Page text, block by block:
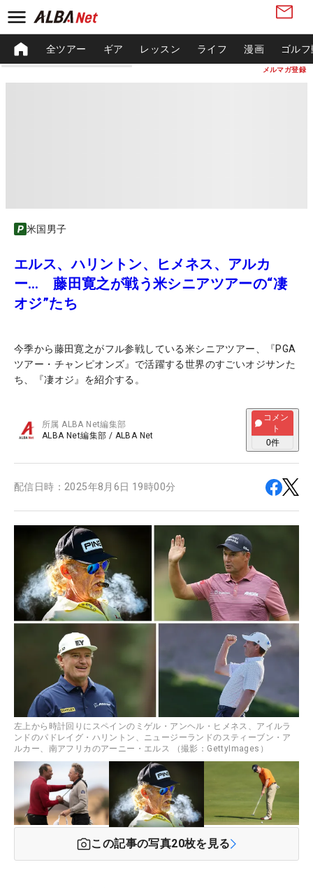
メルマガ登録
全ツアー ギア レッスン ライフ 漫画 ゴル
米国男子
エルス、ハリントン、ヒメネス、アルカ
ー… 藤田寛之が戦う米シニアツアーの“凄
オジ”たち
今季から藤田寛之がフル参戦している米シニアツアー、『PGA
ツアー・チャンピオンズ』で活躍する世界のすごいオジサンた
ち、『凄オジ』を紹介する。
所属ALBA Net編集部
ALBA Net編集部 / ALBA Net
コメン
ト
0件
配信日時： 2025年8月6日 19時00分
左上から時計回りにスペインのミゲル・アンヘル・ヒメネス、アイルラ
ンドのパドレイグ・ハリントン、ニュージーランドのスティーブン・ア
ルカー、南アフリカのアーニー・エルス （撮影：GettyImages）
この記事の写真20枚を見る